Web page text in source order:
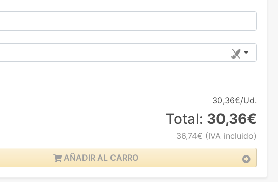
30,36€/Ud.
Total: 30,36€
36,74€ (IVA incluido)
AÑADIR AL CARRO